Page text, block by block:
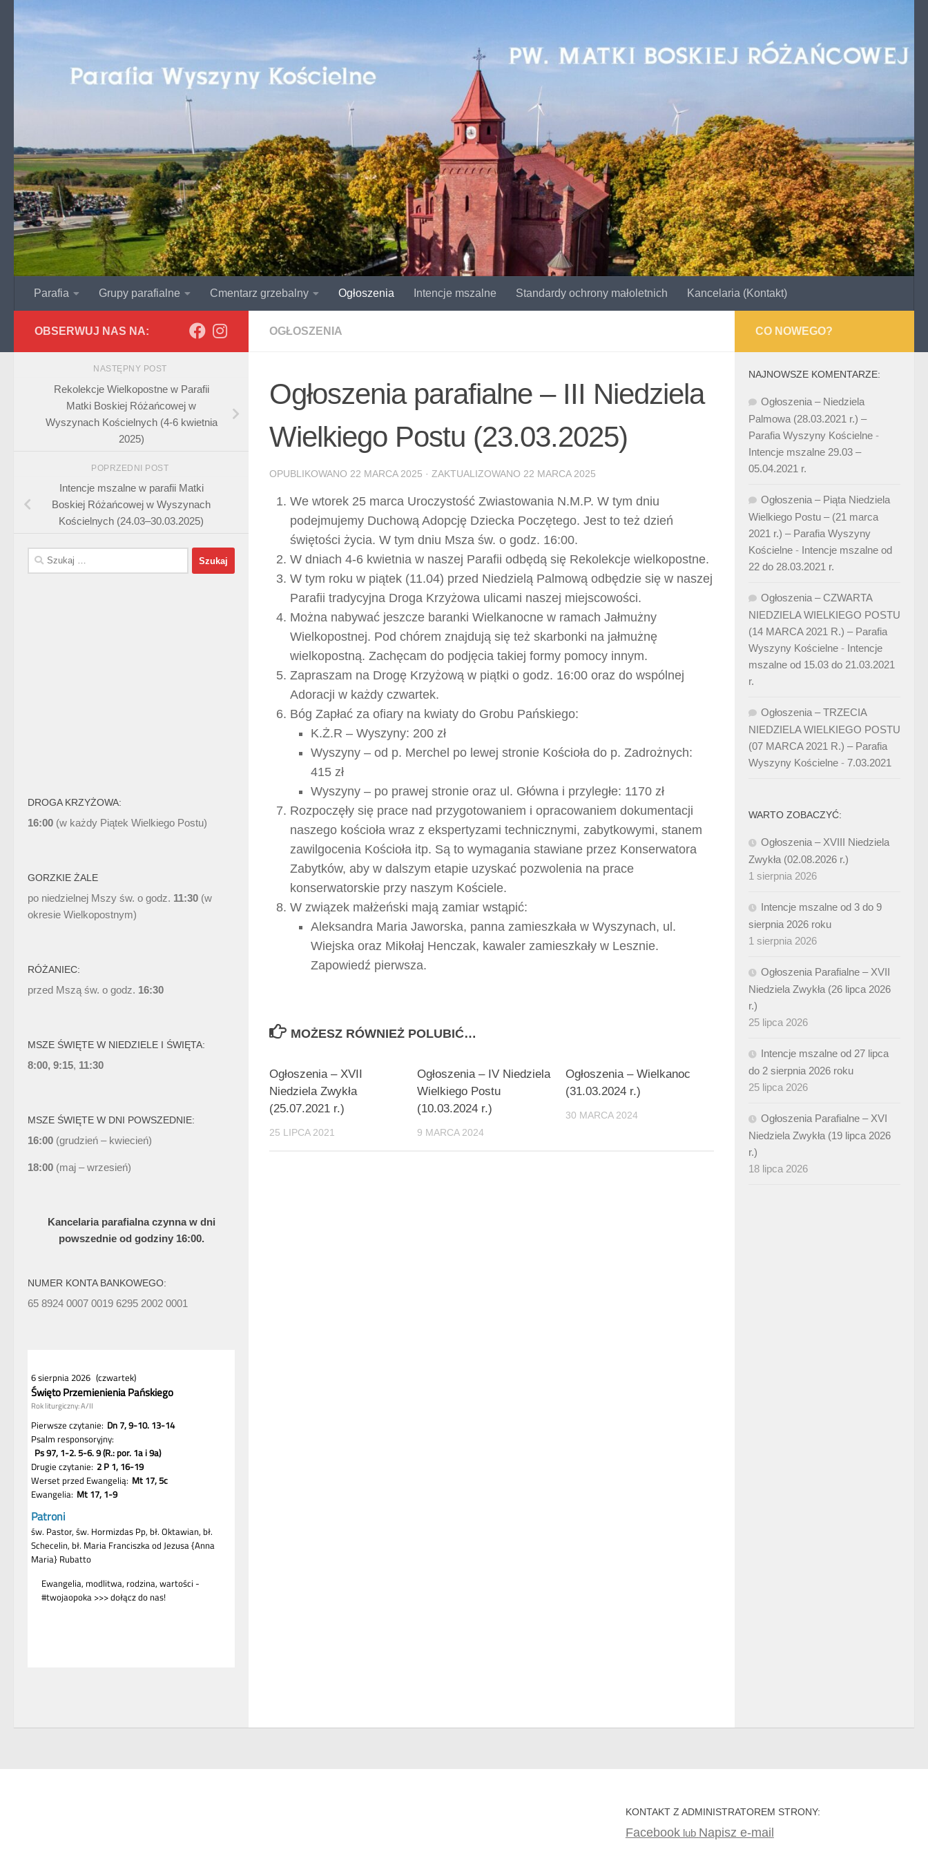
Przejdź do treści
Parafia Grupy parafialne Cmentarz grzebalny Ogłoszenia Intencje mszalne Standardy ochrony małoletnich Kancelaria (Kontakt)
OGŁOSZENIA
Ogłoszenia parafialne – III Niedziela
Wielkiego Postu (23.03.2025)
OPUBLIKOWANO 22 MARCA 2025 · ZAKTUALIZOWANO 22 MARCA 2025
We wtorek 25 marca Uroczystość Zwiastowania N.M.P. W tym dniu
podejmujemy Duchową Adopcję Dziecka Poczętego. Jest to też dzień
świętości życia. W tym dniu Msza św. o godz. 16:00.
W dniach 4-6 kwietnia w naszej Parafii odbędą się Rekolekcje wielkopostne.
W tym roku w piątek (11.04) przed Niedzielą Palmową odbędzie się w naszej
Parafii tradycyjna Droga Krzyżowa ulicami naszej miejscowości.
Można nabywać jeszcze baranki Wielkanocne w ramach Jałmużny
Wielkopostnej. Pod chórem znajdują się też skarbonki na jałmużnę
wielkopostną. Zachęcam do podjęcia takiej formy pomocy innym.
Zapraszam na Drogę Krzyżową w piątki o godz. 16:00 oraz do wspólnej
Adoracji w każdy czwartek.
Bóg Zapłać za ofiary na kwiaty do Grobu Pańskiego:
K.Ż.R – Wyszyny: 200 zł
Wyszyny – od p. Merchel po lewej stronie Kościoła do p. Zadrożnych:
415 zł
Wyszyny – po prawej stronie oraz ul. Główna i przyległe: 1170 zł
Rozpoczęły się prace nad przygotowaniem i opracowaniem dokumentacji
naszego kościoła wraz z ekspertyzami technicznymi, zabytkowymi, stanem
zawilgocenia Kościoła itp. Są to wymagania stawiane przez Konserwatora
Zabytków, aby w dalszym etapie uzyskać pozwolenia na prace
konserwatorskie przy naszym Kościele.
W związek małżeński mają zamiar wstąpić:
Aleksandra Maria Jaworska, panna zamieszkała w Wyszynach, ul.
Wiejska oraz Mikołaj Henczak, kawaler zamieszkały w Lesznie.
Zapowiedź pierwsza.
MOŻESZ RÓWNIEŻ POLUBIĆ…
Ogłoszenia – XVII
Niedziela Zwykła
(25.07.2021 r.)
25 LIPCA 2021
Ogłoszenia – IV Niedziela
Wielkiego Postu
(10.03.2024 r.)
9 MARCA 2024
Ogłoszenia – Wielkanoc
(31.03.2024 r.)
30 MARCA 2024
OBSERWUJ NAS NA:
NASTĘPNY POST
Rekolekcje Wielkopostne w Parafii
Matki Boskiej Różańcowej w
Wyszynach Kościelnych (4-6 kwietnia
2025)
POPRZEDNI POST
Intencje mszalne w parafii Matki
Boskiej Różańcowej w Wyszynach
Kościelnych (24.03–30.03.2025)
Szukaj:
DROGA KRZYŻOWA:
16:00 (w każdy Piątek Wielkiego Postu)
GORZKIE ŻALE
po niedzielnej Mszy św. o godz. 11:30 (w
okresie Wielkopostnym)
RÓŻANIEC:
przed Mszą św. o godz. 16:30
MSZE ŚWIĘTE W NIEDZIELE I ŚWIĘTA:
8:00, 9:15, 11:30
MSZE ŚWIĘTE W DNI POWSZEDNIE:
16:00 (grudzień – kwiecień)
18:00 (maj – wrzesień)
Kancelaria parafialna czynna w dni
powszednie od godziny 16:00.
NUMER KONTA BANKOWEGO:
65 8924 0007 0019 6295 2002 0001
CO NOWEGO?
NAJNOWSZE KOMENTARZE:
Ogłoszenia – Niedziela
Palmowa (28.03.2021 r.) –
Parafia Wyszyny Kościelne -
Intencje mszalne 29.03 –
05.04.2021 r.
Ogłoszenia – Piąta Niedziela
Wielkiego Postu – (21 marca
2021 r.) – Parafia Wyszyny
Kościelne - Intencje mszalne od
22 do 28.03.2021 r.
Ogłoszenia – CZWARTA
NIEDZIELA WIELKIEGO POSTU
(14 MARCA 2021 R.) – Parafia
Wyszyny Kościelne - Intencje
mszalne od 15.03 do 21.03.2021
r.
Ogłoszenia – TRZECIA
NIEDZIELA WIELKIEGO POSTU
(07 MARCA 2021 R.) – Parafia
Wyszyny Kościelne - 7.03.2021
WARTO ZOBACZYĆ:
Ogłoszenia – XVIII Niedziela
Zwykła (02.08.2026 r.)
1 sierpnia 2026
Intencje mszalne od 3 do 9
sierpnia 2026 roku
1 sierpnia 2026
Ogłoszenia Parafialne – XVII
Niedziela Zwykła (26 lipca 2026
r.)
25 lipca 2026
Intencje mszalne od 27 lipca
do 2 sierpnia 2026 roku
25 lipca 2026
Ogłoszenia Parafialne – XVI
Niedziela Zwykła (19 lipca 2026
r.)
18 lipca 2026
KONTAKT Z ADMINISTRATOREM STRONY:
Facebooklub Napisz e-mail